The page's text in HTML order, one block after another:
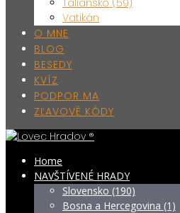
Taliansko (59)
Vatikán
O MNE
BLOG
BESEDY
KVÍZ
PODPOR MA
ZĽAVOVÉ KÓDY
Home
NAVŠTÍVENÉ HRADY
Slovensko (190)
Bosna a Hercegovina (1)